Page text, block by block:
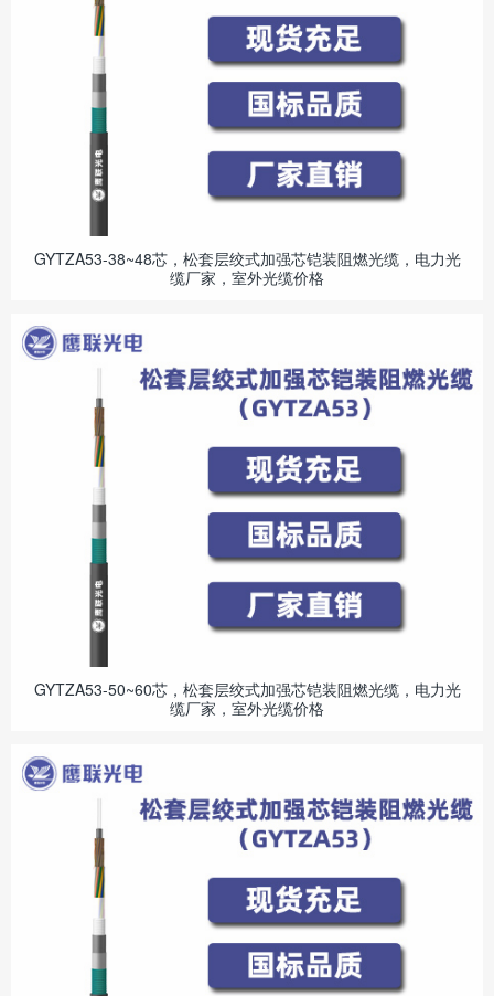
GYTZA53-38~48芯，松套层绞式加强芯铠装阻燃光缆，电力光
缆厂家，室外光缆价格
GYTZA53-50~60芯，松套层绞式加强芯铠装阻燃光缆，电力光
缆厂家，室外光缆价格